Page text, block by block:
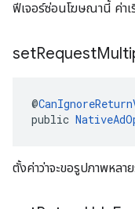
ฟีเจอร์ซ่อนโฆษณานี้ ค่า
setRequest
@
public
ตั้งค่าว่าจะขอรูปภาพหล